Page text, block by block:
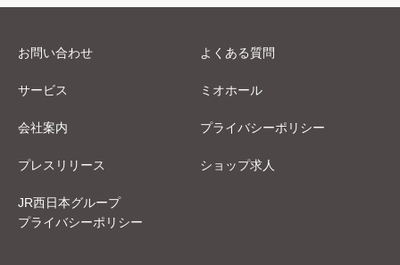
お問い合わせ よくある質問
サービス ミオホール
会社案内 プライバシーポリシー
プレスリリース ショップ求人
JR西日本グループ
プライバシーポリシー